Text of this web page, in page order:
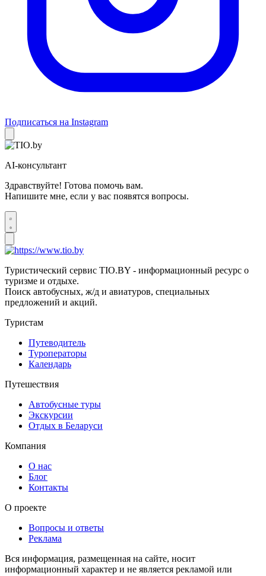
Подписаться на Instagram
AI-консультант
Здравствуйте! Готова помочь вам.
Напишите мне, если у вас появятся вопросы.
Туристический сервис TIO.BY - информационный ресурс о
туризме и отдыхе.
Поиск автобусных, ж/д и авиатуров, специальных
предложений и акций.
Туристам
Путеводитель
Туроператоры
Календарь
Путешествия
Автобусные туры
Экскурсии
Отдых в Беларуси
Компания
О нас
Блог
Контакты
О проекте
Вопросы и ответы
Реклама
Вся информация, размещенная на сайте, носит
информационный характер и не является рекламой или